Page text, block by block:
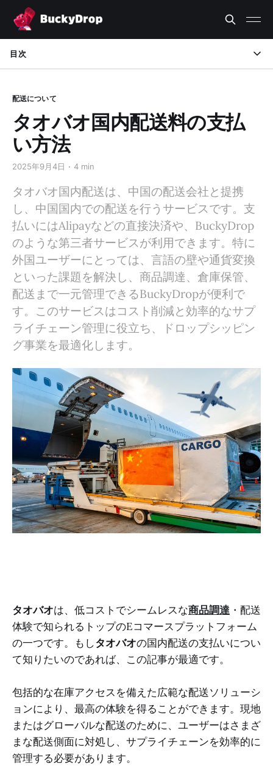
目次
タオバオ決済と配送のよくある課題と解決策
事例：タオバオ決済と配送の効率化
まとめ：タオバオ決済とドロップシッピングの最適化
配送について
タオバオ国内配送料の支払
い方法
2025年9月4日 4 min
タオバオ国内配送は、中国の配送会社と提携
し、中国国内での配送を行うサービスです。支
払いにはAlipayなどの直接決済や、BuckyDrop
のような第三者サービスが利用できます。特に
外国ユーザーにとっては、言語の壁や通貨変換
といった課題を解決し、商品調達、倉庫保管、
配送まで一元管理できるBuckyDropが便利で
す。このサービスはコスト削減と効率的なサプ
ライチェーン管理に役立ち、ドロップシッピン
グ事業を最適化します。
タオバオは、低コストでシームレスな商品調達 ・配送
体験で知られるトップのEコマースプラットフォーム
の一つです。もしタオバオの国内配送の支払いについ
て知りたいのであれば、この記事が最適です。
包括的な在庫アクセスを備えた広範な配送ソリューシ
ョンにより、最高の体験を得ることができます。現地
またはグローバルな配送のために、ユーザーはさまざ
まな配送側面に対処し、サプライチェーンを効率的に
管理する必要があります。